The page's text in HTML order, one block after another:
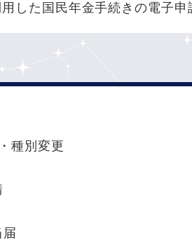
した国民年金手続きの電子申
種別変更